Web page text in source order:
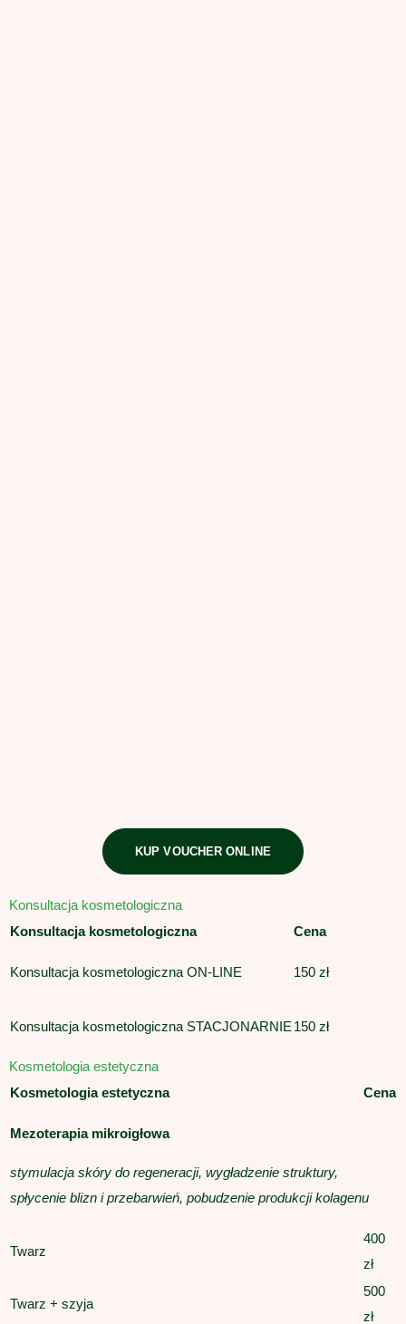
KUP VOUCHER ONLINE
Konsultacja kosmetologiczna
Konsultacja kosmetologiczna
Cena
Konsultacja kosmetologiczna ON-LINE 150 zł
Konsultacja kosmetologiczna STACJONARNIE 150 zł
Kosmetologia estetyczna
Kosmetologia estetyczna
Cena
Mezoterapia mikroigłowa
stymulacja skóry do regeneracji, wygładzenie struktury,
spłycenie blizn i przebarwień, pobudzenie produkcji kolagenu
Twarz
400
zł
Twarz + szyja
500
zł